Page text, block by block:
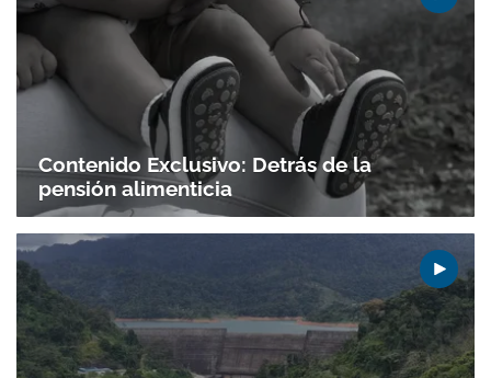
Contenido Exclusivo: Detrás de la
pensión alimenticia